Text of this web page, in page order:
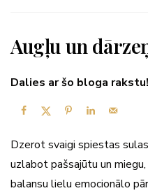
Augļu un
Dalies ar šo bloga rakstu!
Dzerot svaigi spiestas
uzlabot pašsajūtu un
balansu lielu emocionālo